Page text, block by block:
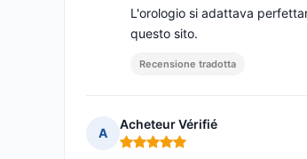
L'orologio si adattava
questo sito.
Recensione tradotta
A
Acheteur Vérifié
Nota: 5 su 5